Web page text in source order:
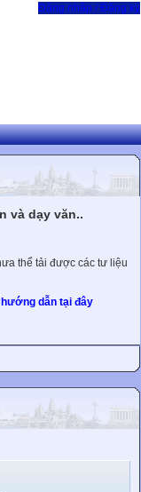
Đăng nhập / Đăng ký
và dạy văn..
thể tải được các tư liệu
dẫn tại đây